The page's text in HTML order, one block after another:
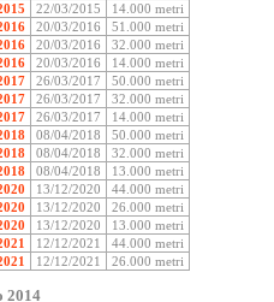
22/03/2015
14.000 metri
20/03/2016
51.000 metri
20/03/2016
32.000 metri
20/03/2016
14.000 metri
26/03/2017
50.000 metri
26/03/2017
32.000 metri
26/03/2017
14.000 metri
08/04/2018
50.000 metri
08/04/2018
32.000 metri
08/04/2018
13.000 metri
13/12/2020
44.000 metri
13/12/2020
26.000 metri
13/12/2020
13.000 metri
12/12/2021
44.000 metri
12/12/2021 26.000 metri
2014